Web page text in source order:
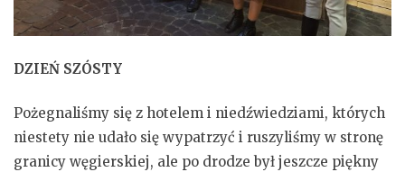
DZIEŃ SZÓSTY
Pożegnaliśmy się z hotelem i niedźwiedziami, których
niestety nie udało się wypatrzyć i ruszyliśmy w stronę
granicy węgierskiej, ale po drodze był jeszcze piękny